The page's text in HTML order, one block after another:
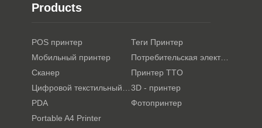
Products
POS принтер
Теги Принтер
Мобильный принтер
Сканер
Принтер TTO
3D - принтер
PDA
Фотопринтер
Portable A4 Printer